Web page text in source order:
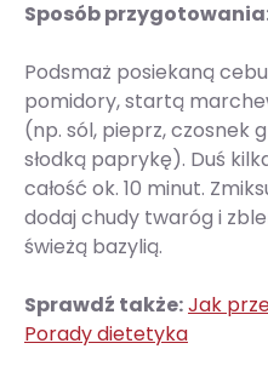
Sposób
Podsmaż posiekaną
pomidory, startą
(np. sól, pieprz, czosnek
słodką paprykę). Duś
całość ok. 10 minut.
dodaj chudy twaróg i
świeżą bazylią.
Sprawdź także:Jak
Porady dietetyka